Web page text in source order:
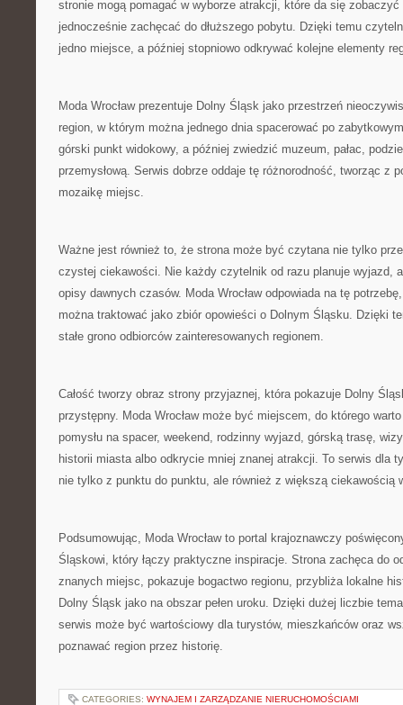
stronie mogą pomagać w wyborze atrakcji, które da się
jednocześnie zachęcać do dłuższego pobytu. Dzięki temu
jedno miejsce, a później stopniowo odkrywać kolejne elementy
Moda Wrocław prezentuje Dolny Śląsk jako przestrzeń
region, w którym można jednego dnia spacerować po
górski punkt widokowy, a później zwiedzić muzeum, pałac,
przemysłową. Serwis dobrze oddaje tę różnorodność, tworząc z
mozaikę miejsc.
Ważne jest również to, że strona może być czytana nie tylko
czystej ciekawości. Nie każdy czytelnik od razu planuje wyjazd,
opisy dawnych czasów. Moda Wrocław odpowiada na tę
można traktować jako zbiór opowieści o Dolnym Śląsku. Dzięki
stałe grono odbiorców zainteresowanych regionem.
Całość tworzy obraz strony przyjaznej, która pokazuje Dolny
przystępny. Moda Wrocław może być miejscem, do którego
pomysłu na spacer, weekend, rodzinny wyjazd, górską trasę,
historii miasta albo odkrycie mniej znanej atrakcji. To serwis dla
nie tylko z punktu do punktu, ale również z większą ciekawością
Podsumowując, Moda Wrocław to portal krajoznawczy
Śląskowi, który łączy praktyczne inspiracje. Strona zachęca do
znanych miejsc, pokazuje bogactwo regionu, przybliża lokalne
Dolny Śląsk jako na obszar pełen uroku. Dzięki dużej liczbie
serwis może być wartościowy dla turystów, mieszkańców oraz
poznawać region przez historię.
CATEGORIES: WYNAJEM I ZARZĄDZANIE NIERUCHOMOŚCIAMI